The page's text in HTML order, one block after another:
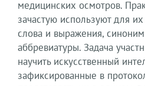
медицинских осмотров.
зачастую используют для
слова и выражения,
аббревиатуры. Задача
научить искусственный
зафиксированные в